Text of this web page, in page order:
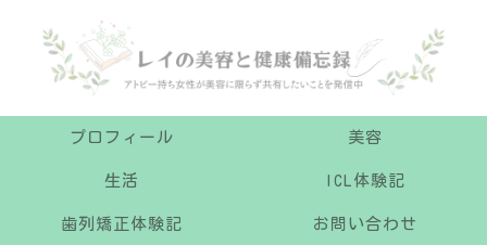
プロフィール 美容
生活 ICL体験記
歯列矯正体験記 お問い合わせ